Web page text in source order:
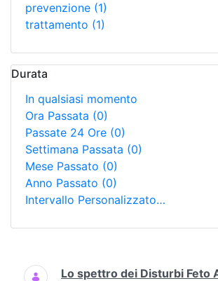
prevenzione (1)
trattamento (1)
Durata
In qualsiasi momento
Ora Passata (0)
Passate 24 Ore (0)
Settimana Passata (0)
Mese Passato (0)
Anno Passato (0)
Intervallo Personalizzato…
Ricerca
Lo spettro dei Disturbi Feto